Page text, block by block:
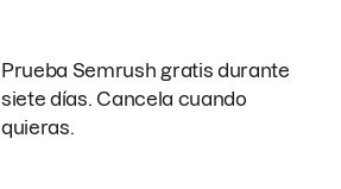
Prueba Semrush gratis durante
siete días. Cancela cuando
quieras.